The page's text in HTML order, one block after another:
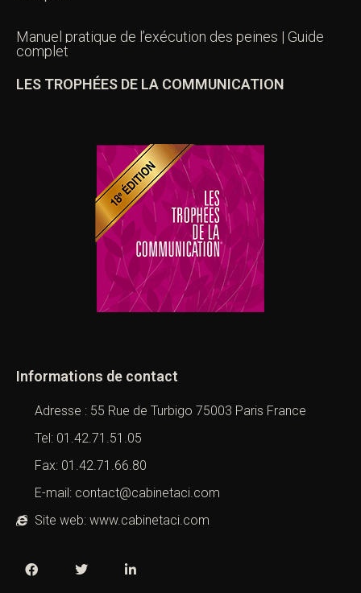
Manuel pratique de l’exécution des peines | Guide
complet
LES TROPHÉES DE LA COMMUNICATION
Informations de contact
Adresse : 55 Rue de Turbigo 75003 Paris France
Tel: 01.42.71.51.05
Fax: 01.42.71.66.80
E-mail: contact@cabinetaci.com
Site web: www.cabinetaci.com